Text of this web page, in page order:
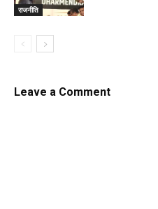
राजनीति
Leave a Comment